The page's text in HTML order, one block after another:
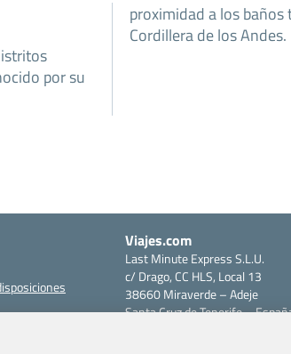
por su
proximidad a los
Cordillera de los Andes.
Viajes.com
Last Minute Express S.L.U.
c/ Drago, CC HLS, Local 13
38660 Miraverde – Adeje
Santa Cruz de Tenerife –